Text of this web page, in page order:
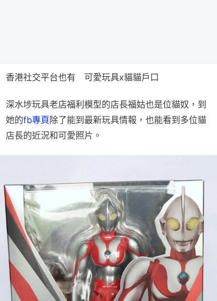
香港社交平台也有　可愛玩具x貓貓戶口
深水埗玩具老店福利模型的店長福姑也是位貓奴，到
她的fb專頁除了能到最新玩具情報，也能看到多位貓
店長的近況和可愛照片。